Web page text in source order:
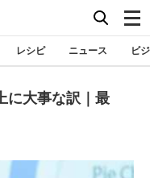
レシピ ニュース ビ
に大事な訳｜最